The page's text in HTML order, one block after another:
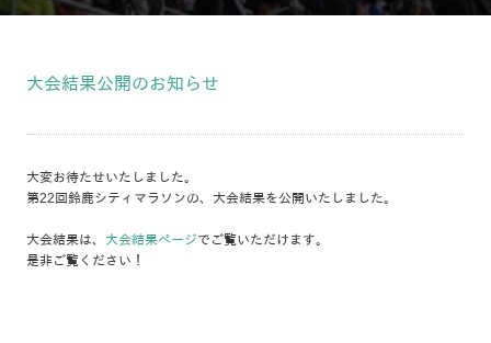
大会結果公開のお知らせ
大変お待たせいたしました。
第22回鈴鹿シティマラソンの、大会結果を公開いたしました。
大会結果は、 大会結果ページでご覧いただけます。
是非ご覧ください！